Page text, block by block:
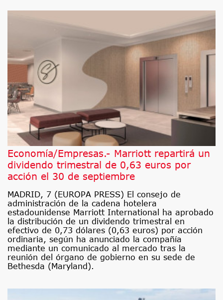
Economía/Empresas.- Marriott repartirá un
dividendo trimestral de 0,63 euros por
acción el 30 de septiembre
MADRID, 7 (EUROPA PRESS) El consejo de
administración de la cadena hotelera
estadounidense Marriott International ha aprobado
la distribución de un dividendo trimestral en
efectivo de 0,73 dólares (0,63 euros) por acción
ordinaria, según ha anunciado la compañía
mediante un comunicado al mercado tras la
reunión del órgano de gobierno en su sede de
Bethesda (Maryland).